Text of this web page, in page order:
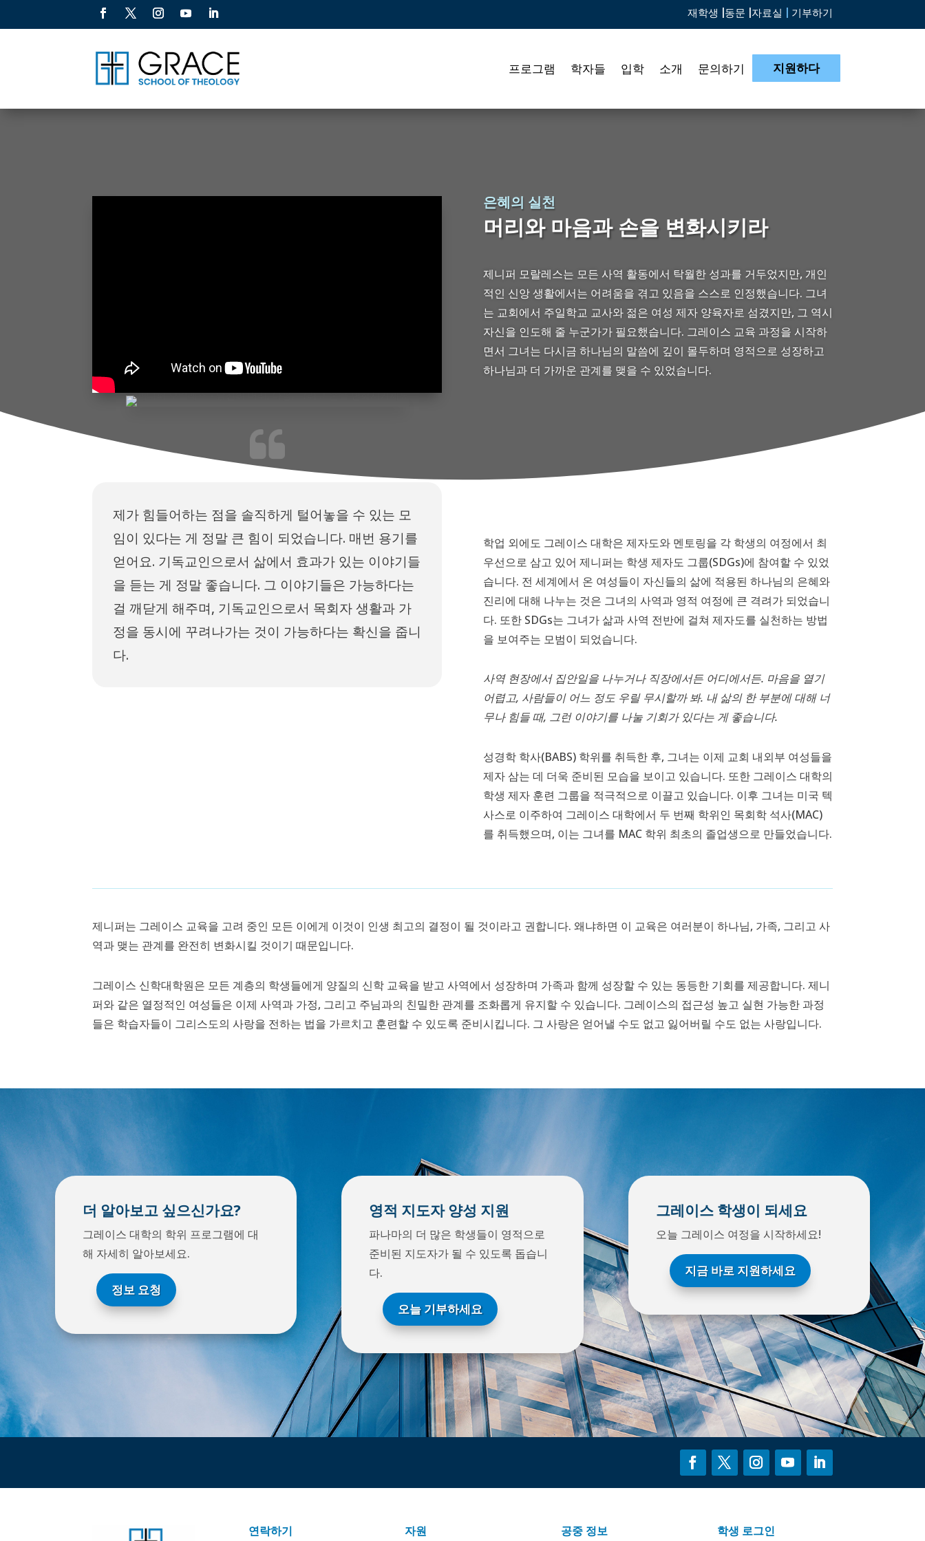
재학생 | 동문 | 자료실 기부하기
프로그램 학자들 입학 소개 문의하기 지원하다
은혜의 실천
머리와 마음과 손을 변화시키라
제니퍼 모랄레스는 모든 사역 활동에서 탁월한 성과를 거두었지만, 개인
적인 신앙 생활에서는 어려움을 겪고 있음을 스스로 인정했습니다. 그녀
는 교회에서 주일학교 교사와 젊은 여성 제자 양육자로 섬겼지만, 그 역시
자신을 인도해 줄 누군가가 필요했습니다. 그레이스 교육 과정을 시작하
면서 그녀는 다시금 하나님의 말씀에 깊이 몰두하며 영적으로 성장하고
하나님과 더 가까운 관계를 맺을 수 있었습니다.
제가 힘들어하는 점을 솔직하게 털어놓을 수 있는 모
임이 있다는 게 정말 큰 힘이 되었습니다. 매번 용기를
얻어요. 기독교인으로서 삶에서 효과가 있는 이야기들
을 듣는 게 정말 좋습니다. 그 이야기들은 가능하다는
걸 깨닫게 해주며, 기독교인으로서 목회자 생활과 가
정을 동시에 꾸려나가는 것이 가능하다는 확신을 줍니
다.
학업 외에도 그레이스 대학은 제자도와 멘토링을 각 학생의 여정에서 최
우선으로 삼고 있어 제니퍼는 학생 제자도 그룹(SDGs)에 참여할 수 있었
습니다. 전 세계에서 온 여성들이 자신들의 삶에 적용된 하나님의 은혜와
진리에 대해 나누는 것은 그녀의 사역과 영적 여정에 큰 격려가 되었습니
다. 또한 SDGs는 그녀가 삶과 사역 전반에 걸쳐 제자도를 실천하는 방법
을 보여주는 모범이 되었습니다.
사역 현장에서 집안일을 나누거나 직장에서든 어디에서든. 마음을 열기
어렵고, 사람들이 어느 정도 우릴 무시할까 봐. 내 삶의 한 부분에 대해 너
무나 힘들 때, 그런 이야기를 나눌 기회가 있다는 게 좋습니다.
성경학 학사(BABS) 학위를 취득한 후, 그녀는 이제 교회 내외부 여성들을
제자 삼는 데 더욱 준비된 모습을 보이고 있습니다. 또한 그레이스 대학의
학생 제자 훈련 그룹을 적극적으로 이끌고 있습니다. 이후 그녀는 미국 텍
사스로 이주하여 그레이스 대학에서 두 번째 학위인 목회학 석사(MAC)
를 취득했으며, 이는 그녀를 MAC 학위 최초의 졸업생으로 만들었습니다.
제니퍼는 그레이스 교육을 고려 중인 모든 이에게 이것이 인생 최고의 결정이 될 것이라고 권합니다. 왜냐하면 이 교육은 여러분이 하나님, 가족, 그리고 사
역과 맺는 관계를 완전히 변화시킬 것이기 때문입니다.
그레이스 신학대학원은 모든 계층의 학생들에게 양질의 신학 교육을 받고 사역에서 성장하며 가족과 함께 성장할 수 있는 동등한 기회를 제공합니다. 제니
퍼와 같은 열정적인 여성들은 이제 사역과 가정, 그리고 주님과의 친밀한 관계를 조화롭게 유지할 수 있습니다. 그레이스의 접근성 높고 실현 가능한 과정
들은 학습자들이 그리스도의 사랑을 전하는 법을 가르치고 훈련할 수 있도록 준비시킵니다. 그 사랑은 얻어낼 수도 없고 잃어버릴 수도 없는 사랑입니다.
더 알아보고 싶으신가요?
그레이스 대학의 학위 프로그램에 대
해 자세히 알아보세요.
정보 요청
영적 지도자 양성 지원
파나마의 더 많은 학생들이 영적으로
준비된 지도자가 될 수 있도록 돕습니
다.
오늘 기부하세요
그레이스 학생이 되세요
오늘 그레이스 여정을 시작하세요!
지금 바로 지원하세요
연락하기 자원 공중 정보 학생 로그인